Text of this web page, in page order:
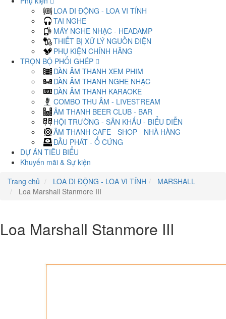
LOA DI ĐỘNG - LOA VI TÍNH
TAI NGHE
MÁY NGHE NHẠC - HEADAMP
THIẾT BỊ XỬ LÝ NGUỒN ĐIỆN
PHỤ KIỆN CHÍNH HÃNG
TRỌN BỘ PHỐI GHÉP
DÀN ÂM THANH XEM PHIM
DÀN ÂM THANH NGHE NHẠC
DÀN ÂM THANH KARAOKE
COMBO THU ÂM - LIVESTREAM
ÂM THANH BEER CLUB - BAR
HỘI TRƯỜNG - SÂN KHẤU - BIỂU DIỄN
ÂM THANH CAFE - SHOP - NHÀ HÀNG
ĐẦU PHÁT - Ổ CỨNG
DỰ ÁN TIÊU BIỂU
Khuyến mãi & Sự kiện
Trang chủ
LOA DI ĐỘNG - LOA VI TÍNH
MARSHALL
Loa Marshall Stanmore III
Loa Marshall Stanmore III